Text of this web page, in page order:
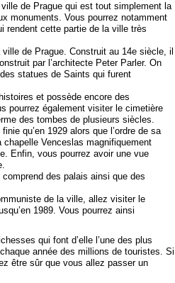
de Prague qui est tout simplement la
monuments. Vous pourrez notamment
rendent cette partie de la ville très
de Prague. Construit au 14e siècle, il
par l’architecte Peter Parler. On
statues de Saints qui furent
et possède encore des
pourrez également visiter le cimetière
des tombes de plusieurs siècles.
qu’en 1929 alors que l’ordre de sa
chapelle Venceslas magnifiquement
Enfin, vous pourrez avoir une vue
des palais ainsi que des
de la ville, allez visiter le
1989. Vous pourrez ainsi
qui font d’elle l’une des plus
année des millions de touristes. Si
être sûr que vous allez passer un